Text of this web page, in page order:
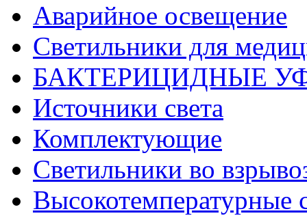
Аварийное освещение
Светильники для
БАКТЕРИЦИДНЫЕ
Источники света
Комплектующие
Светильники во
Высокотемпературные